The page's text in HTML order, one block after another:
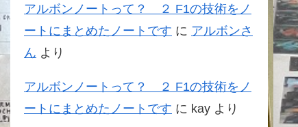
アルボンノートって？ ２ F1の技術をノ
ートにまとめたノートです に アルボンさ
ん より
アルボンノートって？ ２ F1の技術をノ
ートにまとめたノートです に kay より